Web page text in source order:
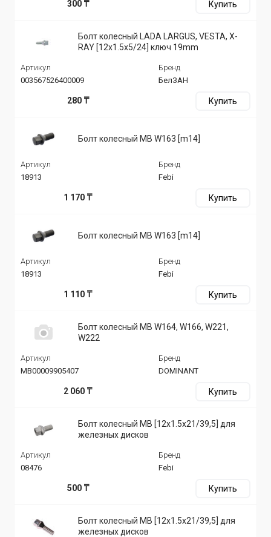
300 ₸ Купить
Болт колесный LADA LARGUS, VESTA, X-
RAY [12х1.5х5/24] ключ 19mm
Артикул
003567526400009
Бренд
БелЗАН
280 ₸ Купить
Болт колесный MB W163 [m14]
Артикул
18913
Бренд
Febi
1 170 ₸ Купить
Болт колесный MB W163 [m14]
Артикул
18913
Бренд
Febi
1 110 ₸ Купить
Болт колесный MB W164, W166, W221,
W222
Артикул
MB00009905407
Бренд
DOMINANT
2 060 ₸ Купить
Болт колесный MB [12x1.5x21/39,5] для
железных дисков
Артикул
08476
Бренд
Febi
500 ₸ Купить
Болт колесный MB [12x1.5x21/39,5] для
железных дисков